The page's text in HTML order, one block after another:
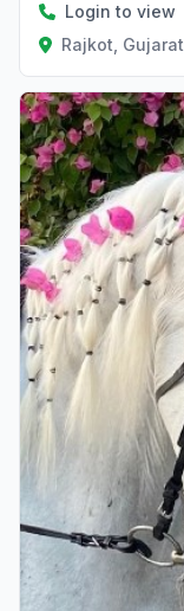
Login to view
Rajkot, Gujarat